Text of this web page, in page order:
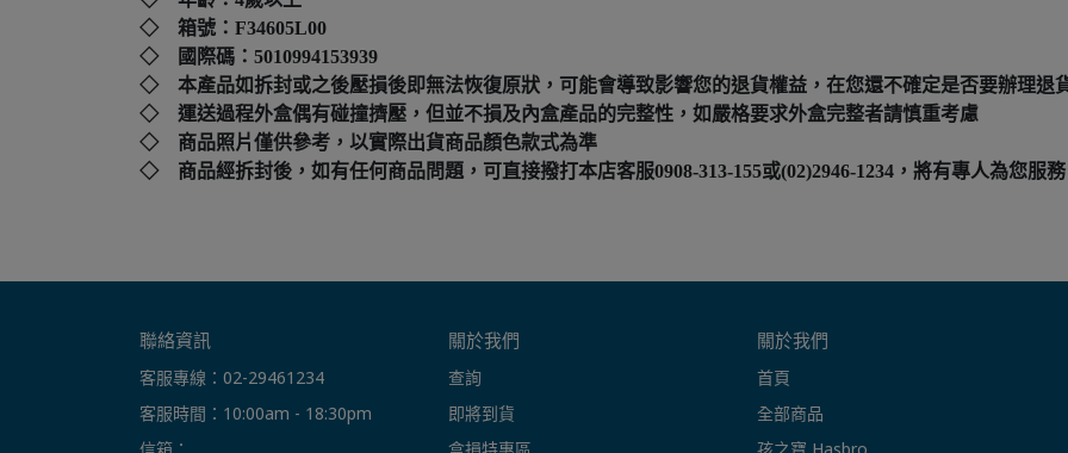
◇ 箱號： F34605L00
◇ 國際碼： 5010994153939
◇ 本產品如拆封或之後壓損後即無法恢復原狀，可能會導致影響您的退貨權益，在您還不確定是否要辦理退
◇ 運送過程外盒偶有碰撞擠壓，但並不損及內盒產品的完整性，如嚴格要求外盒完整者請慎重考慮
◇ 商品照片僅供參考，以實際出貨商品顏色款式為準
◇ 商品經拆封後，如有任何商品問題，可直接撥打本店客服0908-313-155或(02)2946-1234，將有專人為您服務
聯絡資訊
客服專線：02-29461234
客服時間：10:00am - 18:30pm
關於我們
查詢
即將到貨
關於我們
首頁
全部商品